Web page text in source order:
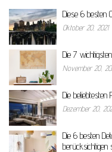
Diese 6 besten
Oktober 20, 2021
Die 7
November 20,
Die
Dezember 20,
Die 6 besten
berücksichtigen